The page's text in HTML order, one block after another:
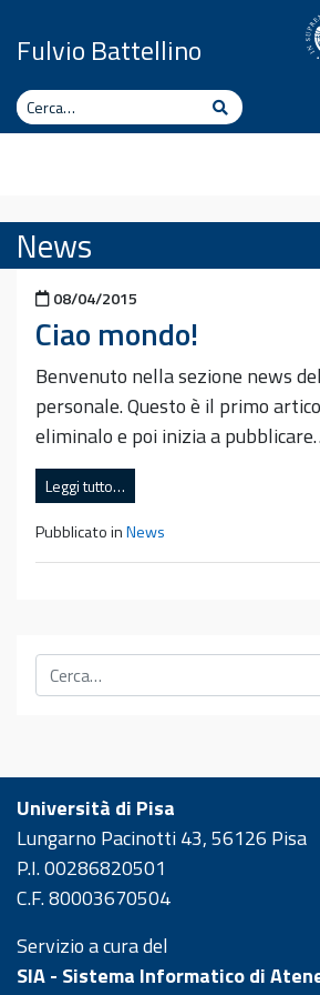
Fulvio Battellino
Cerca Cerca
News
Pubblicato il
08/04/2015
Ciao mondo!
Benvenuto nella sezione news
personale. Questo è il primo
eliminalo e poi inizia a
Leggi tutto…
Pubblicato inNews
Cerca
Università di Pisa
Lungarno Pacinotti 43, 56126 Pisa
P.I. 00286820501
C.F. 80003670504
Servizio a cura del
SIA - Sistema Informatico di